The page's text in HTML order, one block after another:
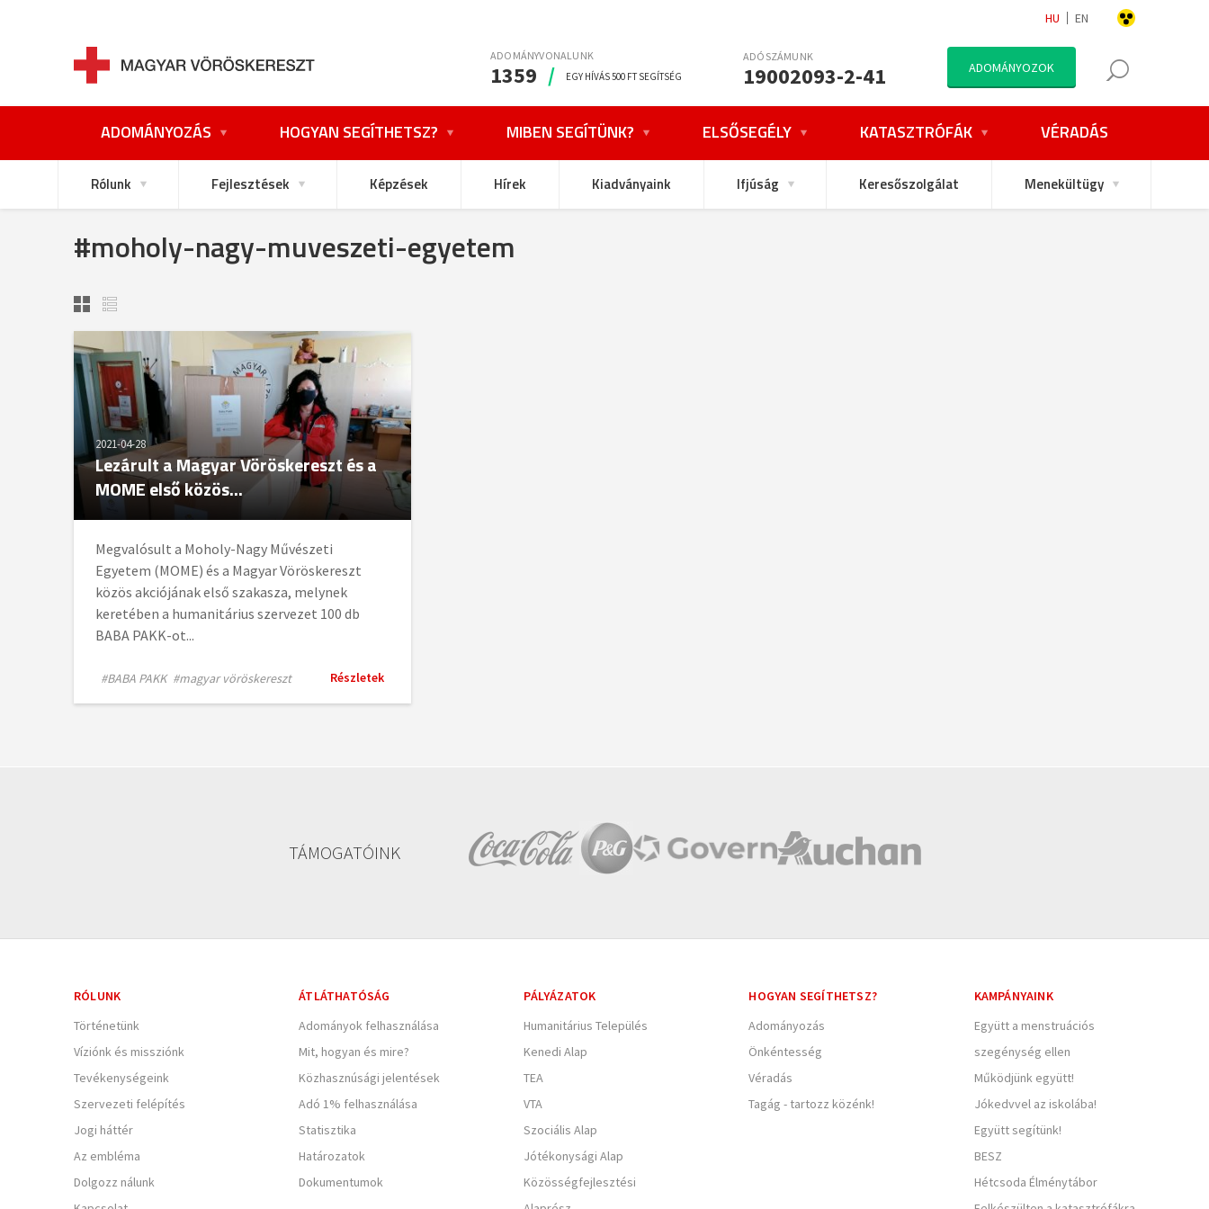
HU EN
ADOMÁNYVONALUNK
1359 / EGY HÍVÁS 500 FT SEGÍTSÉG
ADÓSZÁMUNK
19002093-2-41 ADOMÁNYOZOK
ADOMÁNYOZÁS HOGYAN SEGÍTHETSZ? MIBEN SEGÍTÜNK? ELSŐSEGÉLY KATASZTRÓFÁK VÉRADÁS
Rólunk Fejlesztések Képzések Hírek Kiadványaink Ifjúság Keresőszolgálat Menekültügy
#moholy-nagy-muveszeti-egyetem
2021-04-28
Lezárult a Magyar Vöröskereszt és a
MOME első közös...
Megvalósult a Moholy-Nagy Művészeti
Egyetem (MOME) és a Magyar Vöröskereszt
közös akciójának első szakasza, melynek
keretében a humanitárius szervezet 100 db
BABA PAKK-ot...
#BABA PAKK #magyar vöröskereszt Részletek
TÁMOGATÓINK
RÓLUNK
Történetünk
Víziónk és missziónk
Tevékenységeink
Szervezeti felépítés
Jogi háttér
Az embléma
Dolgozz nálunk
ÁTLÁTHATÓSÁG
Adományok felhasználása
Mit, hogyan és mire?
Közhasznúsági jelentések
Adó 1% felhasználása
Statisztika
Határozatok
Dokumentumok
PÁLYÁZATOK
Humanitárius Település
Kenedi Alap
TEA
VTA
Szociális Alap
Jótékonysági Alap
Közösségfejlesztési
HOGYAN SEGÍTHETSZ?
Adományozás
Önkéntesség
Véradás
Tagág - tartozz közénk!
KAMPÁNYAINK
Együtt a menstruációs
szegénység ellen
Működjünk együtt!
Jókedvvel az iskolába!
Együtt segítünk!
BESZ
Hétcsoda Élménytábor